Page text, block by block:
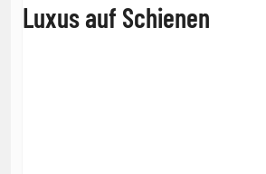
Luxus auf Schienen